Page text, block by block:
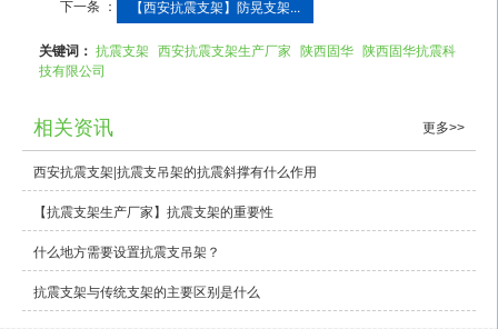
下一条 ： 【西安抗震支架】防晃支架...
关键词： 抗震支架 西安抗震支架生产厂家 陕西固华 陕西固华抗震科
技有限公司
相关资讯 更多>>
西安抗震支架|抗震支吊架的抗震斜撑有什么作用
【抗震支架生产厂家】抗震支架的重要性
什么地方需要设置抗震支吊架？
抗震支架与传统支架的主要区别是什么